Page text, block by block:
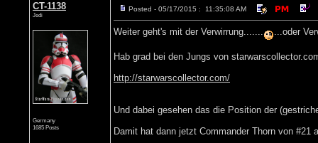
CT-1138
Jedi
Germany
1685 Posts
Posted - 05/17/2015 : 11:35:08 AM
Weiter geht's mit der Verwirrung....... ...oder
Hab grad bei den Jungs von
http://starwarscollector.com/
Und dabei gesehen das die Position der
Damit hat dann jetzt Commander Thorn von